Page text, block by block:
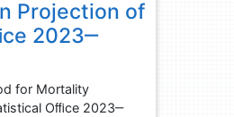
Projection of
2023‒
for Mortality
Oﬃce 2023‒